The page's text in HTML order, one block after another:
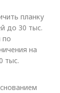
планку
до 30 тыс.
по
на
тыс.